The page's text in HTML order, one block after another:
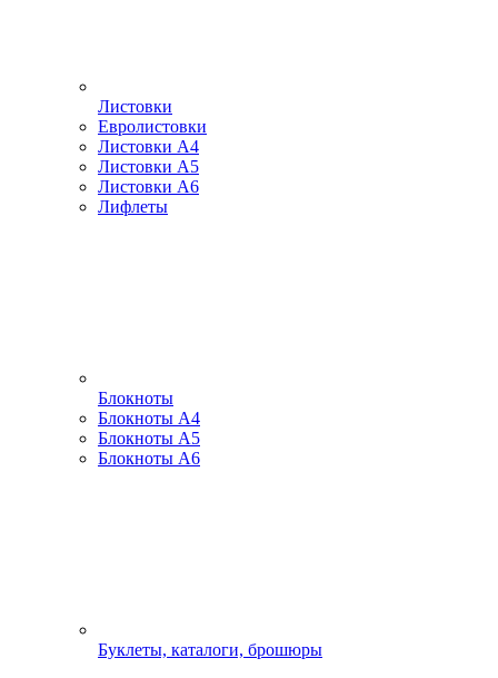
Листовки
Евролистовки
Листовки А4
Листовки А5
Листовки А6
Лифлеты
Блокноты
Блокноты А4
Блокноты А5
Блокноты А6
Буклеты, каталоги, брошюры